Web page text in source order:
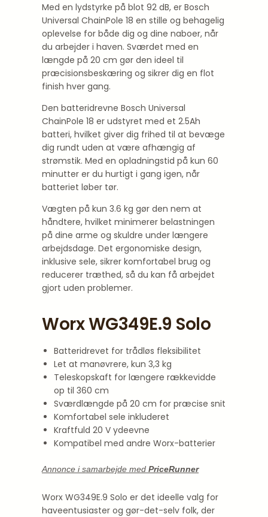
Med en lydstyrke på blot 92 dB, er Bosch
Universal ChainPole 18 en stille og behagelig
oplevelse for både dig og dine naboer, når
du arbejder i haven. Sværdet med en
længde på 20 cm gør den ideel til
præcisionsbeskæring og sikrer dig en flot
finish hver gang.
Den batteridrevne Bosch Universal
ChainPole 18 er udstyret med et 2.5Ah
batteri, hvilket giver dig frihed til at bevæge
dig rundt uden at være afhængig af
strømstik. Med en opladningstid på kun 60
minutter er du hurtigt i gang igen, når
batteriet løber tør.
Vægten på kun 3.6 kg gør den nem at
håndtere, hvilket minimerer belastningen
på dine arme og skuldre under længere
arbejdsdage. Det ergonomiske design,
inklusive sele, sikrer komfortabel brug og
reducerer træthed, så du kan få arbejdet
gjort uden problemer.
Worx WG349E.9 Solo
Batteridrevet for trådløs fleksibilitet
Let at manøvrere, kun 3,3 kg
Teleskopskaft for længere rækkevidde
op til 360 cm
Sværdlængde på 20 cm for præcise snit
Komfortabel sele inkluderet
Kraftfuld 20 V ydeevne
Kompatibel med andre Worx-batterier
Annonce i samarbejde med PriceRunner
Worx WG349E.9 Solo er det ideelle valg for
haveentusiaster og gør-det-selv folk, der